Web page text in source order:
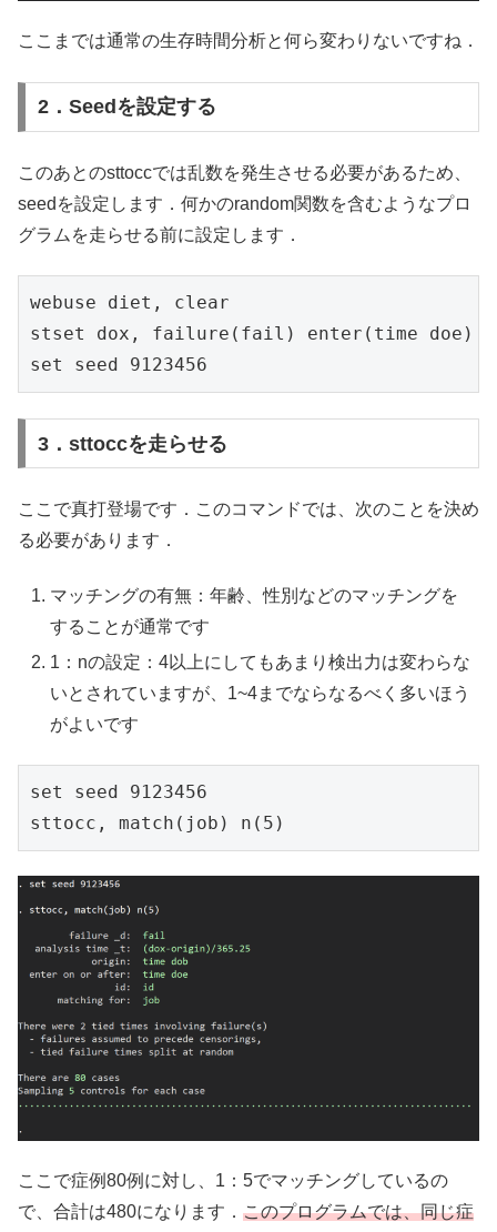
ここまでは通常の生存時間分析と何ら変わりないですね．
2．Seedを設定する
このあとのsttoccでは乱数を発生させる必要があるため、
seedを設定します．何かのrandom関数を含むようなプロ
グラムを走らせる前に設定します．
webuse diet, clear
stset dox, failure(fail) enter(time doe)
set seed 9123456
3．sttoccを走らせる
ここで真打登場です．このコマンドでは、次のことを決め
る必要があります．
マッチングの有無：年齢、性別などのマッチングを
することが通常です
1：nの設定：4以上にしてもあまり検出力は変わらな
いとされていますが、1~4までならなるべく多いほう
がよいです
set seed 9123456
sttocc, match(job) n(5)
ここで症例80例に対し、1：5でマッチングしているの
で、合計は480になります． このプログラムでは、同じ症